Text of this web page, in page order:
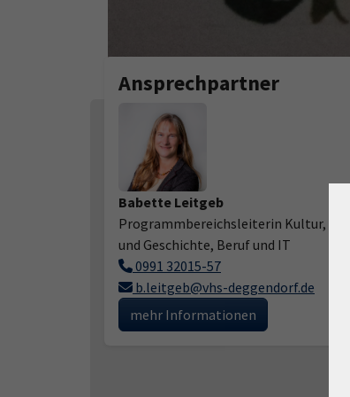
Ansprechpartner
Babette Leitgeb
Programmbereichsleiterin Kultur,
und Geschichte, Beruf und IT
0991 32015-57
b.leitgeb@vhs-deggendorf.de
mehr Informationen